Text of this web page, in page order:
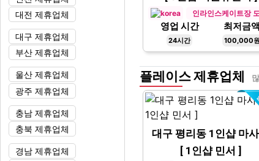
인라인스케이트장
영업 시간
24시간
최저금액
100,000원
플레이스 제휴업체
대구 평리동 1인샵 마
[ 1인샵 민서 ]
대전 제휴업체
대구 제휴업체
부산 제휴업체
울산 제휴업체
광주 제휴업체
충남 제휴업체
충북 제휴업체
경남 제휴업체